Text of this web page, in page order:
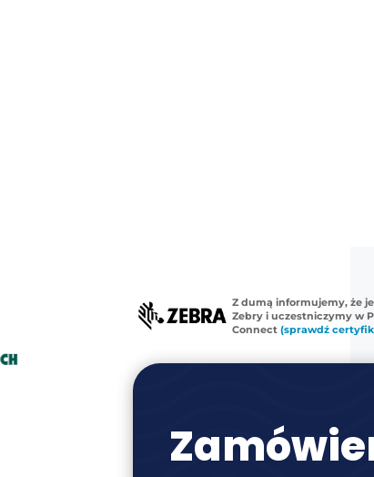
Z dumą informujemy, że
Zebry i uczestniczymy w
Connect (sprawdź